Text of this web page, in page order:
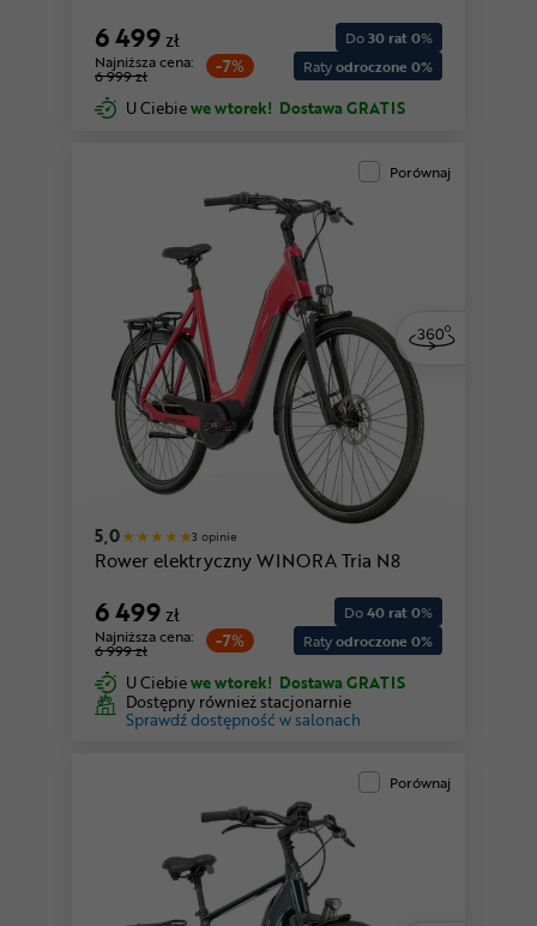
6 499zł
-7%
Najniższa cena:
6 999 zł
Do30 rat 0%
Ratyodroczone 0%
U Ciebiewe wtorek! Dostawa GRATIS
Porównaj
5,0 3 opinie
Rower elektryczny WINORA Tria N8
6 499zł
-7%
Najniższa cena:
6 999 zł
Do40 rat 0%
Ratyodroczone 0%
U Ciebiewe wtorek! Dostawa GRATIS
Dostępny również stacjonarnie
Sprawdź dostępność w salonach
Porównaj